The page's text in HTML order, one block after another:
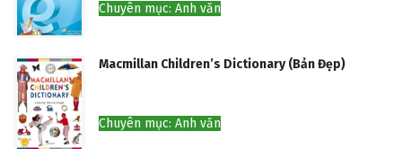
Chuyên mục: Anh văn
Macmillan Children’s Dictionary (Bản Đẹp)
Chuyên mục: Anh văn